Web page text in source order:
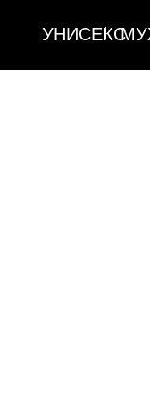
УНИСЕКСМУЖЧИНЫ
УНИСЕКС